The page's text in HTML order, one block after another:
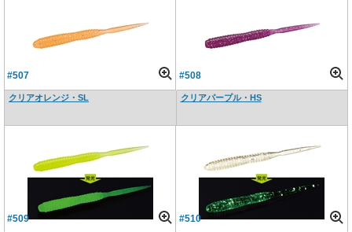
#507
クリアオレンジ・SL
#508
クリアパープル・HS
#509 #510